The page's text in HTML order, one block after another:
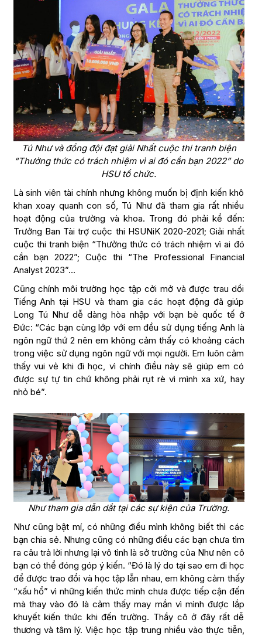
Tú Như và đồng đội đạt giải Nhất cuộc thi tranh biện
“Thưởng thức có trách nhiệm vì ai đó cần bạn 2022” do
HSU tổ chức.
Là sinh viên tài chính nhưng không muốn bị định kiến khô
khan xoay quanh con số, Tú Như đã tham gia rất nhiều
hoạt động của trường và khoa. Trong đó phải kể đến:
Trưởng Ban Tài trợ cuộc thi HSUNiK 2020-2021; Giải nhất
cuộc thi tranh biện “Thưởng thức có trách nhiệm vì ai đó
cần bạn 2022”; Cuộc thi “The Professional Financial
Analyst 2023”…
Cũng chính môi trường học tập cởi mở và được trau dồi
Tiếng Anh tại HSU và tham gia các hoạt động đã giúp
Long Tú Như dễ dàng hòa nhập với bạn bè quốc tế ở
Đức: “Các bạn cùng lớp với em đều sử dụng tiếng Anh là
ngôn ngữ thứ 2 nên em không cảm thấy có khoảng cách
trong việc sử dụng ngôn ngữ với mọi người. Em luôn cảm
thấy vui vẻ khi đi học, vì chính điều này sẽ giúp em có
được sự tự tin chứ không phải rụt rè vì mình xa xứ, hay
nhỏ bé”.
Như tham gia dẫn dắt tại các sự kiện của Trường.
Như cũng bật mí, có những điều mình không biết thì các
bạn chia sẻ. Nhưng cũng có những điều các bạn chưa tìm
ra câu trả lời nhưng lại vô tình là sở trường của Như nên cô
bạn có thể đóng góp ý kiến. “Đó là lý do tại sao em đi học
để được trao đổi và học tập lẫn nhau, em không cảm thấy
“xấu hổ” vì những kiến thức mình chưa được tiếp cận đến
mà thay vào đó là cảm thấy may mắn vì mình được lắp
khuyết kiến thức khi đến trường. Thầy cô ở đây rất dễ
thương và tâm lý. Việc học tập trung nhiều vào thực tiễn,